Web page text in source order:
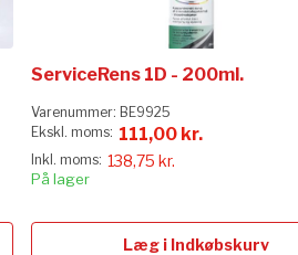
138,75 kr.
111,00 kr.
ServiceRens 1D - 200ml.
Varenummer: BE9925
På lager
Læg i Indkøbskurv